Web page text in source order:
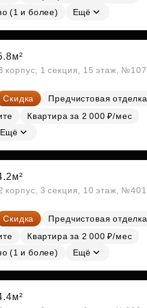
(1 и более)
Ещё
корпус, 1 секция, 15 этаж, №107
Скидка
Предчистовая отделка
Квартира за 2 000 ₽/мес
Ещё
корпус, 3 секция, 10 этаж, №401
Скидка
Предчистовая отделка
Квартира за 2 000 ₽/мес
(1 и более)
Ещё